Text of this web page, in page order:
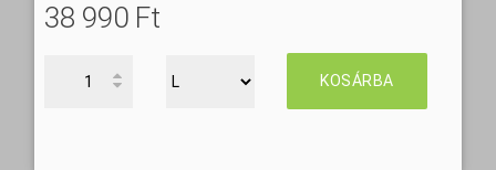
38 990 Ft‎
KOSÁRBA